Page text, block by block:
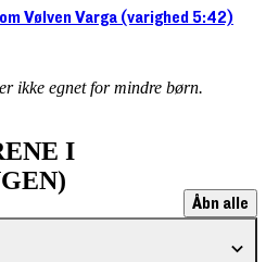
Vølven Varga (varighed 5:42)
ikke egnet for mindre børn.
I
Åbn alle